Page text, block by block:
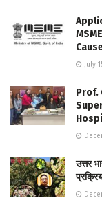
July
Prof.
उत्तर